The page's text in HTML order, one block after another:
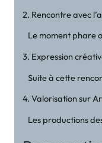
2. Rencontre avec
Le moment phare
3. Expression
Suite à cette
4. Valorisation sur
Les productions